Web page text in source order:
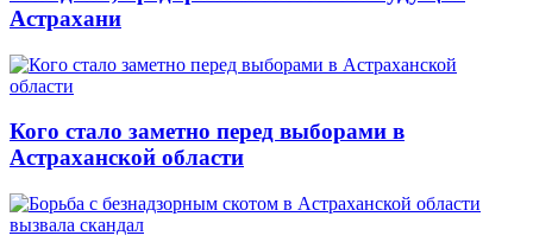
Астрахани
Кого стало заметно перед выборами в
Астраханской области